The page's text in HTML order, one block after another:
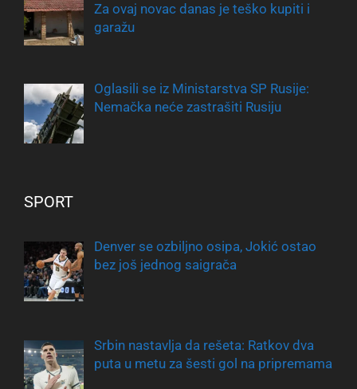
Za ovaj novac danas je teško kupiti i
garažu
Oglasili se iz Ministarstva SP Rusije:
Nemačka neće zastrašiti Rusiju
SPORT
Denver se ozbiljno osipa, Jokić ostao
bez još jednog saigrača
Srbin nastavlja da rešeta: Ratkov dva
puta u metu za šesti gol na pripremama